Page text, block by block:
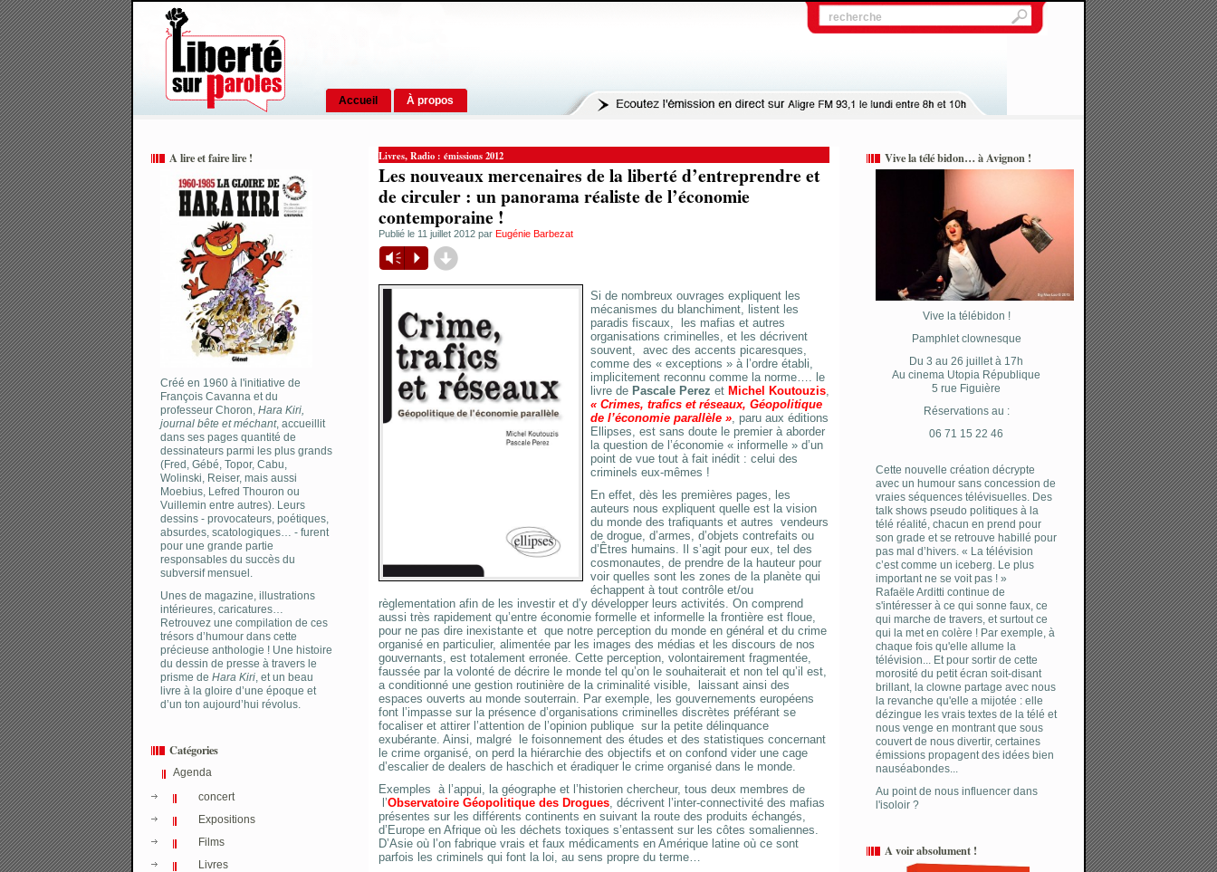
Accueil À propos
A lire et faire lire !
Créé en 1960 à l'initiative de
François Cavanna et du
professeur Choron, Hara Kiri,
journal bête et méchant, accueillit
dans ses pages quantité de
dessinateurs parmi les plus grands
(Fred, Gébé, Topor, Cabu,
Wolinski, Reiser, mais aussi
Moebius, Lefred Thouron ou
Vuillemin entre autres). Leurs
dessins - provocateurs, poétiques,
absurdes, scatologiques… - furent
pour une grande partie
responsables du succès du
subversif mensuel.
Unes de magazine, illustrations
intérieures, caricatures…
Retrouvez une compilation de ces
trésors d’humour dans cette
précieuse anthologie ! Une histoire
du dessin de presse à travers le
prisme de Hara Kiri, et un beau
livre à la gloire d’une époque et
d’un ton aujourd’hui révolus.
Catégories
Agenda
concert
Expositions
Films
Livres
Vive la télé bidon… à Avignon !
Vive la télébidon !
Pamphlet clownesque
Du 3 au 26 juillet à 17h
Au cinema Utopia République
5 rue Figuière
Réservations au :
06 71 15 22 46
Cette nouvelle création décrypte
avec un humour sans concession de
vraies séquences télévisuelles. Des
talk shows pseudo politiques à la
télé réalité, chacun en prend pour
son grade et se retrouve habillé pour
pas mal d’hivers. « La télévision
c’est comme un iceberg. Le plus
important ne se voit pas ! »
Rafaële Arditti continue de
s'intéresser à ce qui sonne faux, ce
qui marche de travers, et surtout ce
qui la met en colère ! Par exemple, à
chaque fois qu'elle allume la
télévision... Et pour sortir de cette
morosité du petit écran soit-disant
brillant, la clowne partage avec nous
la revanche qu'elle a mijotée : elle
dézingue les vrais textes de la télé et
nous venge en montrant que sous
couvert de nous divertir, certaines
émissions propagent des idées bien
nauséabondes...
Au point de nous influencer dans
l'isoloir ?
A voir absolument !
Livres,Radio : émissions 2012
Les nouveaux mercenaires de la liberté d’entreprendre et
de circuler : un panorama réaliste de l’économie
contemporaine !
Publié le 11 juillet 2012 par Eugénie Barbezat
Vm P d
Si de nombreux ouvrages expliquent les
mécanismes du blanchiment, listent les
paradis fiscaux, les mafias et autres
organisations criminelles, et les décrivent
souvent, avec des accents picaresques,
comme des « exceptions » à l’ordre établi,
implicitement reconnu comme la norme…. le
livre de Pascale Perez et Michel Koutouzis,
« Crimes, trafics et réseaux, Géopolitique
de l’économie parallèle », paru aux éditions
Ellipses, est sans doute le premier à aborder
la question de l’économie « informelle » d’un
point de vue tout à fait inédit : celui des
criminels eux-mêmes !
En effet, dès les premières pages, les
auteurs nous expliquent quelle est la vision
du monde des trafiquants et autres vendeurs
de drogue, d’armes, d’objets contrefaits ou
d’Êtres humains. Il s’agit pour eux, tel des
cosmonautes, de prendre de la hauteur pour
voir quelles sont les zones de la planète qui
échappent à tout contrôle et/ou
règlementation afin de les investir et d’y développer leurs activités. On comprend
aussi très rapidement qu’entre économie formelle et informelle la frontière est floue,
pour ne pas dire inexistante et que notre perception du monde en général et du crime
organisé en particulier, alimentée par les images des médias et les discours de nos
gouvernants, est totalement erronée. Cette perception, volontairement fragmentée,
faussée par la volonté de décrire le monde tel qu’on le souhaiterait et non tel qu’il est,
a conditionné une gestion routinière de la criminalité visible, laissant ainsi des
espaces ouverts au monde souterrain. Par exemple, les gouvernements européens
font l’impasse sur la présence d’organisations criminelles discrètes préférant se
focaliser et attirer l’attention de l’opinion publique sur la petite délinquance
exubérante. Ainsi, malgré le foisonnement des études et des statistiques concernant
le crime organisé, on perd la hiérarchie des objectifs et on confond vider une cage
d’escalier de dealers de haschich et éradiquer le crime organisé dans le monde.
Exemples à l’appui, la géographe et l’historien chercheur, tous deux membres de
l’Observatoire Géopolitique des Drogues, décrivent l’inter-connectivité des mafias
présentes sur les différents continents en suivant la route des produits échangés,
d’Europe en Afrique où les déchets toxiques s’entassent sur les côtes somaliennes.
D’Asie où l’on fabrique vrais et faux médicaments en Amérique latine où ce sont
parfois les criminels qui font la loi, au sens propre du terme…